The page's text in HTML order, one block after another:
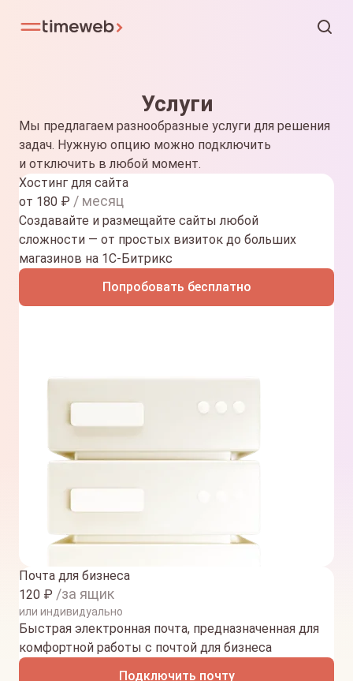
Услуги
Мы предлагаем разнообразные услуги для решения
задач. Нужную опцию можно подключить
и отключить в любой момент.
Хостинг для сайта
от 180 ₽ / месяц
Создавайте и размещайте сайты любой
сложности — от простых визиток до больших
магазинов на 1С-Битрикс
Попробовать бесплатно
Почта для бизнеса
120 ₽ /за ящик
или индивидуально
Быстрая электронная почта, предназначенная для
комфортной работы с почтой для бизнеса
Подключить почту